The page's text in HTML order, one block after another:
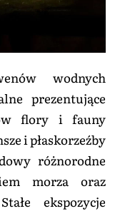
wodnych
prezentujące
flory i fauny
i płaskorzeźby
różnorodne
morza oraz
ekspozycje